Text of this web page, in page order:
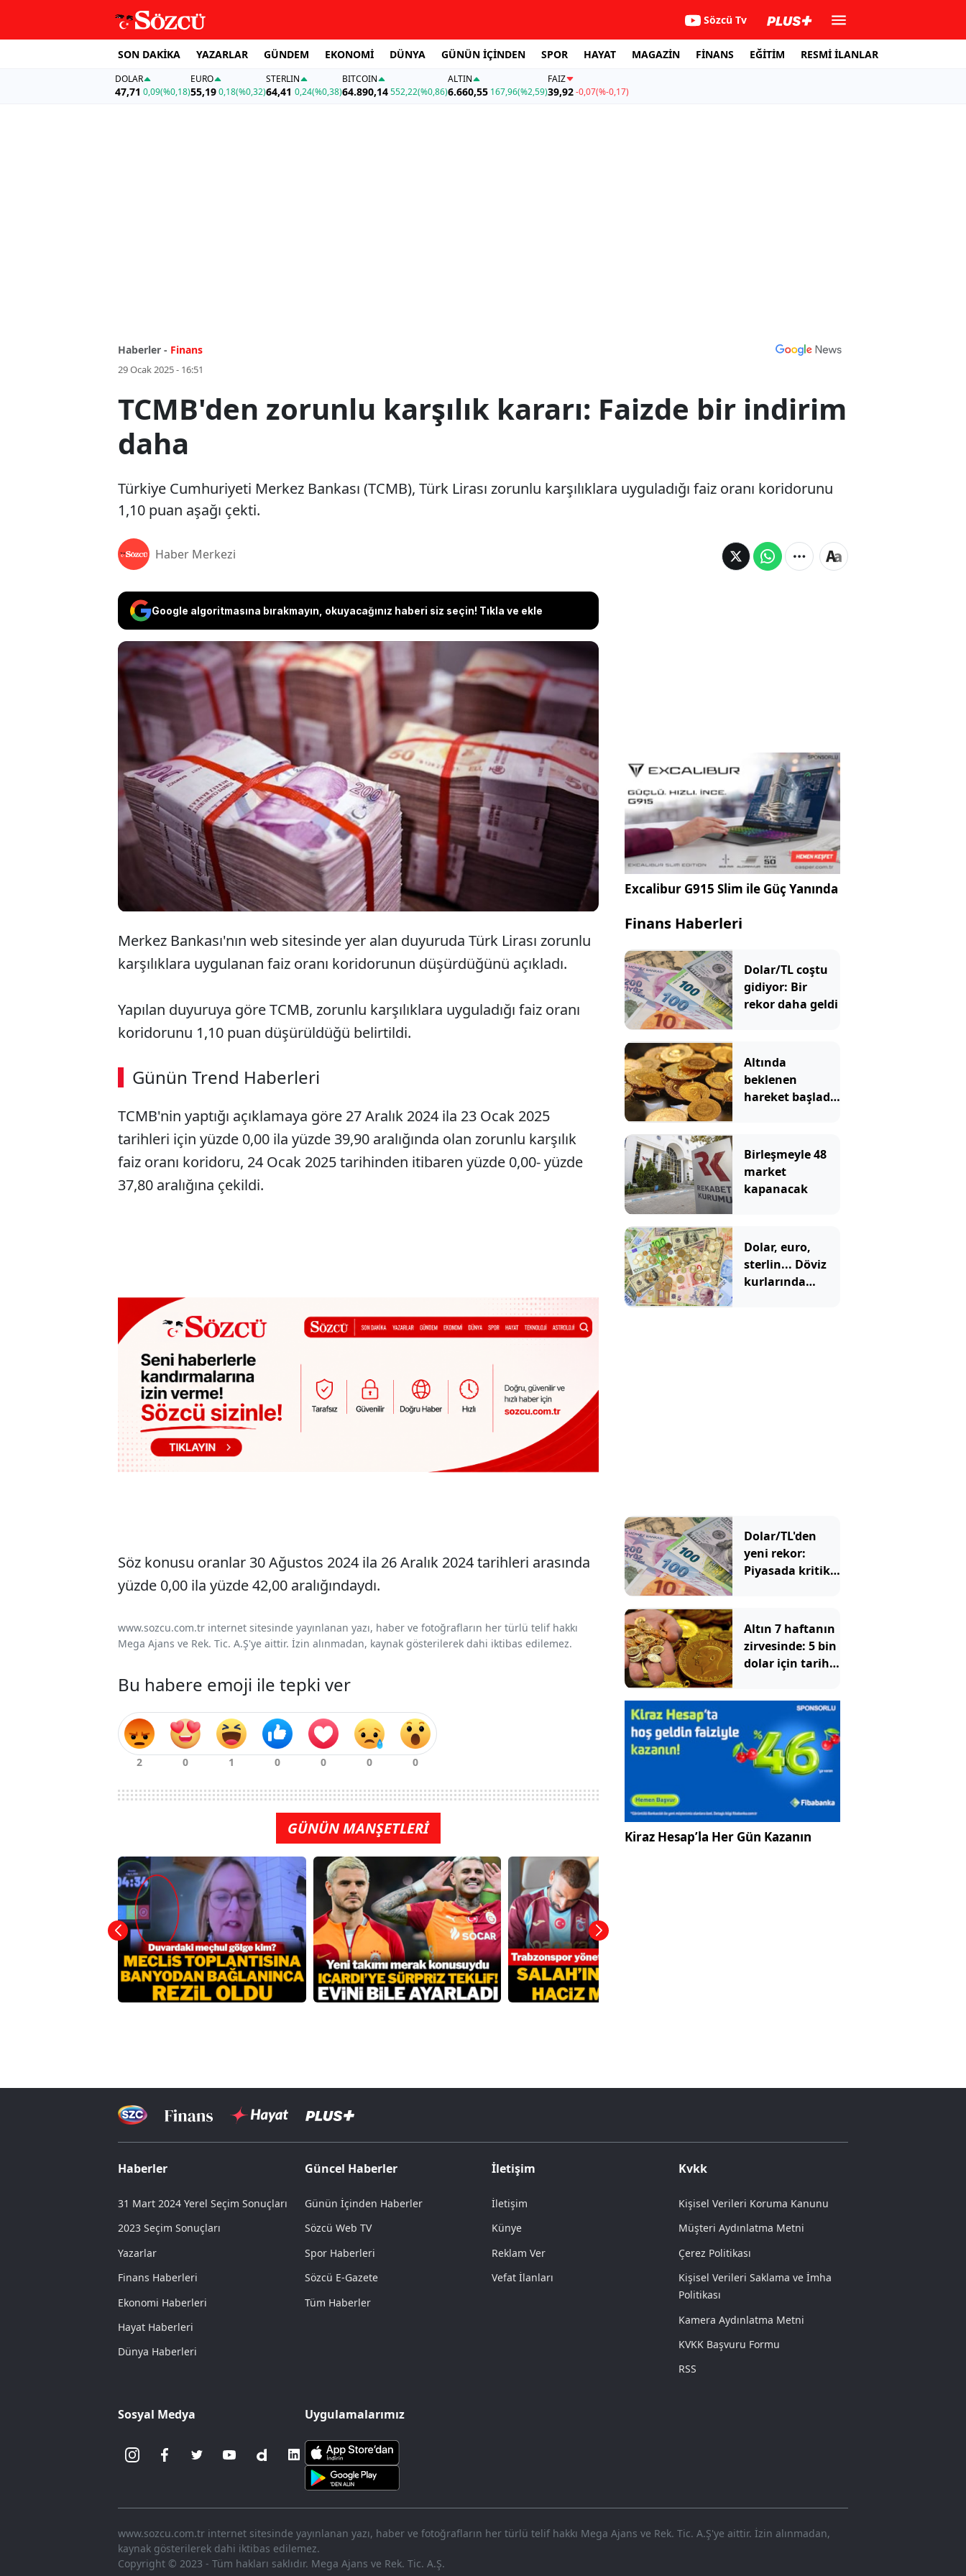
Sözcü Tv
SON DAKİKA YAZARLAR GÜNDEM EKONOMİ DÜNYA GÜNÜN İÇİNDEN SPOR HAYAT MAGAZİN FİNANS EĞİTİM RESMİ İLANLAR
DOLAR
47,71 0,09(%0,18)
EURO
55,19 0,18(%0,32)
STERLIN
64,41 0,24(%0,38)
BITCOIN
64.890,14552,22(%0,86)
ALTIN
6.660,55 167,96(%2,59)
FAİZ
39,92-0,07(%-0,17)
Haberler - Finans
29 Ocak 2025 - 16:51
TCMB'den zorunlu karşılık kararı: Faizde bir indirim
daha
Türkiye Cumhuriyeti Merkez Bankası (TCMB), Türk Lirası zorunlu karşılıklara uyguladığı faiz oranı koridorunu
1,10 puan aşağı çekti.
Haber Merkezi
Google algoritmasına bırakmayın, okuyacağınız haberi siz seçin! Tıkla ve ekle
Türkiye Cumhuriyeti Merkez Bankası (TCMB), Türk
Lirası zorunlu karşılıklara uyguladığı faiz oranı
koridorunu 1,10 puan aşağı çekti.
Merkez Bankası'nın web sitesinde yer alan duyuruda Türk Lirası zorunlu
karşılıklara uygulanan faiz oranı koridorunun düşürdüğünü açıkladı.
Yapılan duyuruya göre TCMB, zorunlu karşılıklara uyguladığı faiz oranı
koridorunu 1,10 puan düşürüldüğü belirtildi.
Günün Trend Haberleri
00:02 / 08:15
TCMB'nin yaptığı açıklamaya göre 27 Aralık 2024 ila 23 Ocak 2025
tarihleri için yüzde 0,00 ila yüzde 39,90 aralığında olan zorunlu karşılık
faiz oranı koridoru, 24 Ocak 2025 tarihinden itibaren yüzde 0,00- yüzde
37,80 aralığına çekildi.
Söz konusu oranlar 30 Ağustos 2024 ila 26 Aralık 2024 tarihleri arasında
yüzde 0,00 ila yüzde 42,00 aralığındaydı.
www.sozcu.com.tr internet sitesinde yayınlanan yazı, haber ve fotoğrafların her türlü telif hakkı
Mega Ajans ve Rek. Tic. A.Ş'ye aittir. İzin alınmadan, kaynak gösterilerek dahi iktibas edilemez.
Bu habere emoji ile tepki ver
GÜNÜN MANŞETLERİ
Excalibur G915 Slim ile Güç Yanında
Finans Haberleri
Dolar/TL coştu
gidiyor: Bir
rekor daha geldi
Altında
beklenen
hareket başladı!
Birleşmeyle 48
market
kapanacak
Dolar, euro,
sterlin... Döviz
kurlarında
Dolar/TL'den
yeni rekor:
Piyasada kritik
alarmı!
Altın 7 haftanın
zirvesinde: 5 bin
dolar için tarih
Kiraz Hesap’la Her Gün Kazanın
Haberler
31 Mart 2024 Yerel Seçim Sonuçları
2023 Seçim Sonuçları
Yazarlar
Finans Haberleri
Ekonomi Haberleri
Hayat Haberleri
Dünya Haberleri
Güncel Haberler
Günün İçinden Haberler
Sözcü Web TV
Spor Haberleri
Sözcü E-Gazete
Tüm Haberler
İletişim
İletişim
Künye
Reklam Ver
Vefat İlanları
Kvkk
Kişisel Verileri Koruma Kanunu
Müşteri Aydınlatma Metni
Çerez Politikası
Kişisel Verileri Saklama ve İmha
Politikası
Kamera Aydınlatma Metni
KVKK Başvuru Formu
RSS
Sosyal Medya Uygulamalarımız
www.sozcu.com.tr internet sitesinde yayınlanan yazı, haber ve fotoğrafların her türlü telif hakkı Mega Ajans ve Rek. Tic. A.Ş'ye aittir. İzin alınmadan,
kaynak gösterilerek dahi iktibas edilemez.
Copyright © 2023 - Tüm hakları saklıdır. Mega Ajans ve Rek. Tic. A.Ş.